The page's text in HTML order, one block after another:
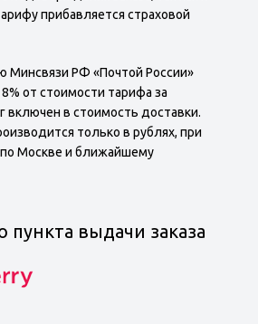
прибавляется страховой
Минсвязи РФ «Почтой России»
от стоимости тарифа за
включен в стоимость доставки.
только в рублях, при
по Москве и ближайшему
пункта выдачи заказа